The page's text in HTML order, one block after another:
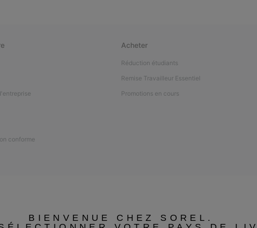
conforme
Acheter
Réduction étudiants
Remise Travailleur Essentiel
Promotions en cours
BIENVENUE CHEZ SOREL.